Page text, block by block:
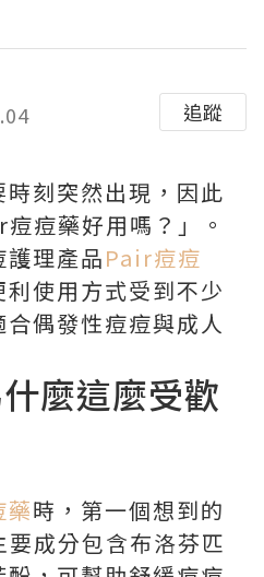
追蹤
刻突然出現，因此
痘藥好用嗎？」。
理產品Pair痘痘
利使用方式受到不少
偶發性痘痘與成人
麼這麼受歡
藥時，第一個想到的
成分包含布洛芬匹